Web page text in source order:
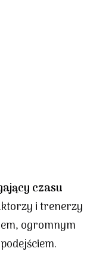
czasu
i trenerzy
ogromnym